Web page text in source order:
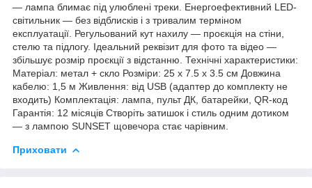
— лампа блимає під улюблені треки. Енергоефективний LED-
світильник — без відблисків і з тривалим терміном
експлуатації. Регульований кут нахилу — проєкція на стіни,
стелю та підлогу. Ідеальний реквізит для фото та відео —
збільшує розмір проєкції з відстанню. Технічні характеристики:
Матеріал: метал + скло Розміри: 25 х 7.5 х 3.5 см Довжина
кабелю: 1,5 м Живлення: від USB (адаптер до комплекту не
входить) Комплектація: лампа, пульт ДК, батарейки, QR-код
Гарантія: 12 місяців Створіть затишок і стиль одним дотиком
— з лампою SUNSET щовечора стає чарівним.
Приховати